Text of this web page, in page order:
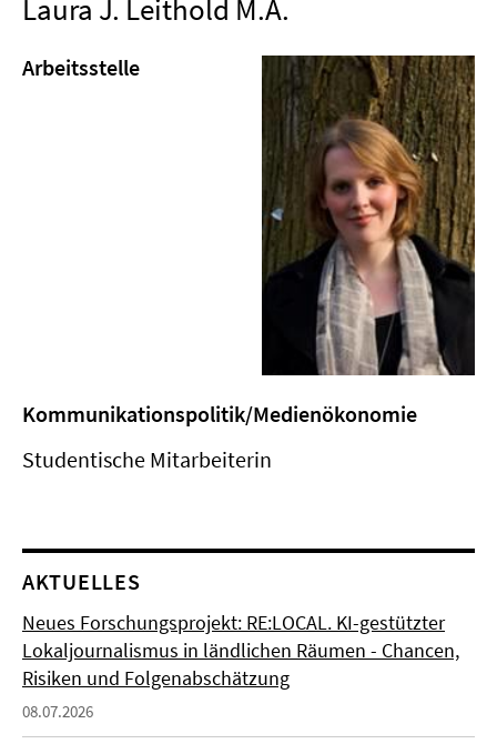
Laura J. Leithold M.A.
Arbeitsstelle
Kommunikationspolitik/Medienökonomie
Studentische Mitarbeiterin
AKTUELLES
Neues Forschungsprojekt: RE:LOCAL. KI-gestützter
Lokaljournalismus in ländlichen Räumen - Chancen,
Risiken und Folgenabschätzung
08.07.2026